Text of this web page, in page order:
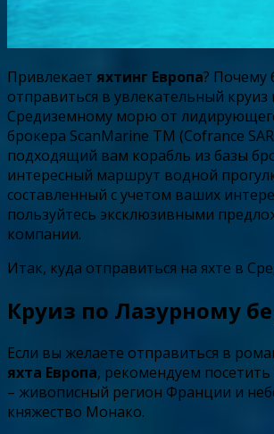
Привлекает яхтинг Европа? Почему
отправиться в увлекательный круиз
Средиземному морю от
брокера ScanMarine TM (Cofrance
подходящий вам корабль из базы
интересный маршрут водной
составленный с учетом ваших
пользуйтесь эксклюзивными
компании.
Итак, куда отправиться на яхте в
Круиз по Лазурному
Если вы желаете отправиться в
яхта Европа, рекомендуем
– живописный регион Франции и
княжество Монако.